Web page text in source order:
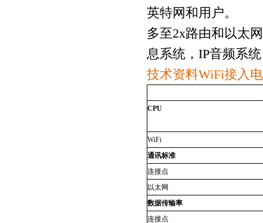
英特网和用户。
多至2x路由和以太
息系统， IP音频系
技术资料WiFi接入
CPU
WiFi
通讯标准
连接点
以太网
数据传输率
连接点